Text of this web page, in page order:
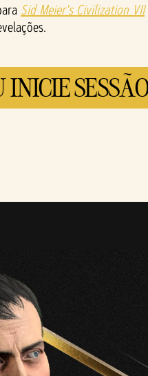
Sid Meier's Civilization VII
INICIE